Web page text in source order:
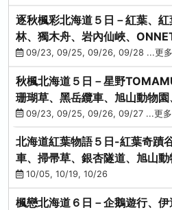
逐秋楓彩北海道５日－紅葉、
林、獨木舟、岩內仙峽、
峠、豐平峽、螃蟹溫泉
09/23, 09/25, 09/26, 09/28 ...更
秋楓北海道５日－星野
珊瑚草、黑岳纜車、旭山動物
和牛吃到飽
09/23, 09/25, 09/26, 09/27 ...更多
北海道紅葉物語５日-紅葉奇蹟
車、掃帚草、銀杏隧道、旭山
場、冰的美術館
10/05, 10/19, 10/26
楓戀北海道６日－企鵝遊行、